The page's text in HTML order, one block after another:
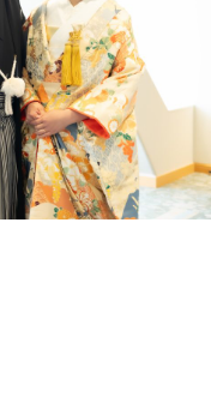
宴会場
露宴会場
エディング